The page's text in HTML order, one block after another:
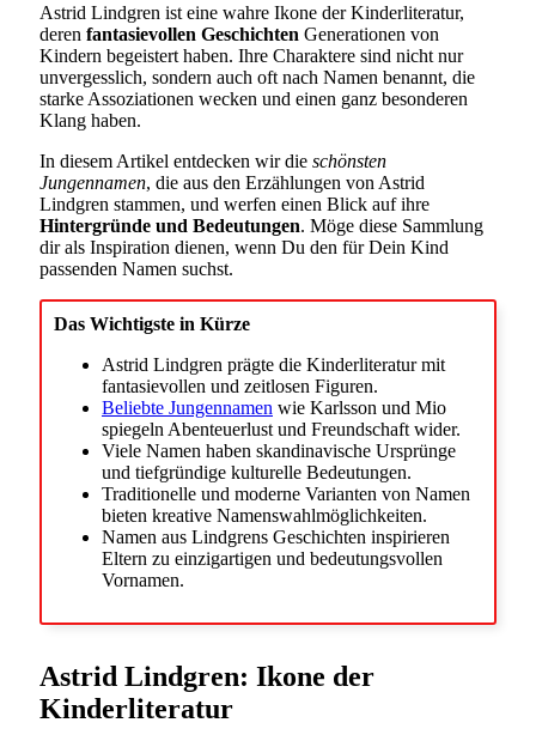
Astrid Lindgren ist eine wahre Ikone der Kinderliteratur,
deren fantasievollen Geschichten Generationen von
Kindern begeistert haben. Ihre Charaktere sind nicht nur
unvergesslich, sondern auch oft nach Namen benannt, die
starke Assoziationen wecken und einen ganz besonderen
Klang haben.
In diesem Artikel entdecken wir die schönsten
Jungennamen, die aus den Erzählungen von Astrid
Lindgren stammen, und werfen einen Blick auf ihre
Hintergründe und Bedeutungen. Möge diese Sammlung
dir als Inspiration dienen, wenn Du den für Dein Kind
passenden Namen suchst.
Das Wichtigste in Kürze
Astrid Lindgren prägte die Kinderliteratur mit
fantasievollen und zeitlosen Figuren.
Beliebte Jungennamen wie Karlsson und Mio
spiegeln Abenteuerlust und Freundschaft wider.
Viele Namen haben skandinavische Ursprünge
und tiefgründige kulturelle Bedeutungen.
Traditionelle und moderne Varianten von Namen
bieten kreative Namenswahlmöglichkeiten.
Namen aus Lindgrens Geschichten inspirieren
Eltern zu einzigartigen und bedeutungsvollen
Vornamen.
Astrid Lindgren: Ikone der
Kinderliteratur